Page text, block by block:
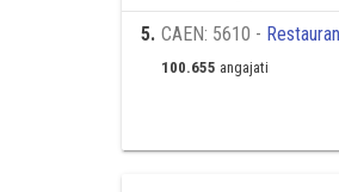
5. CAEN: 5610 -
100.655 angajati